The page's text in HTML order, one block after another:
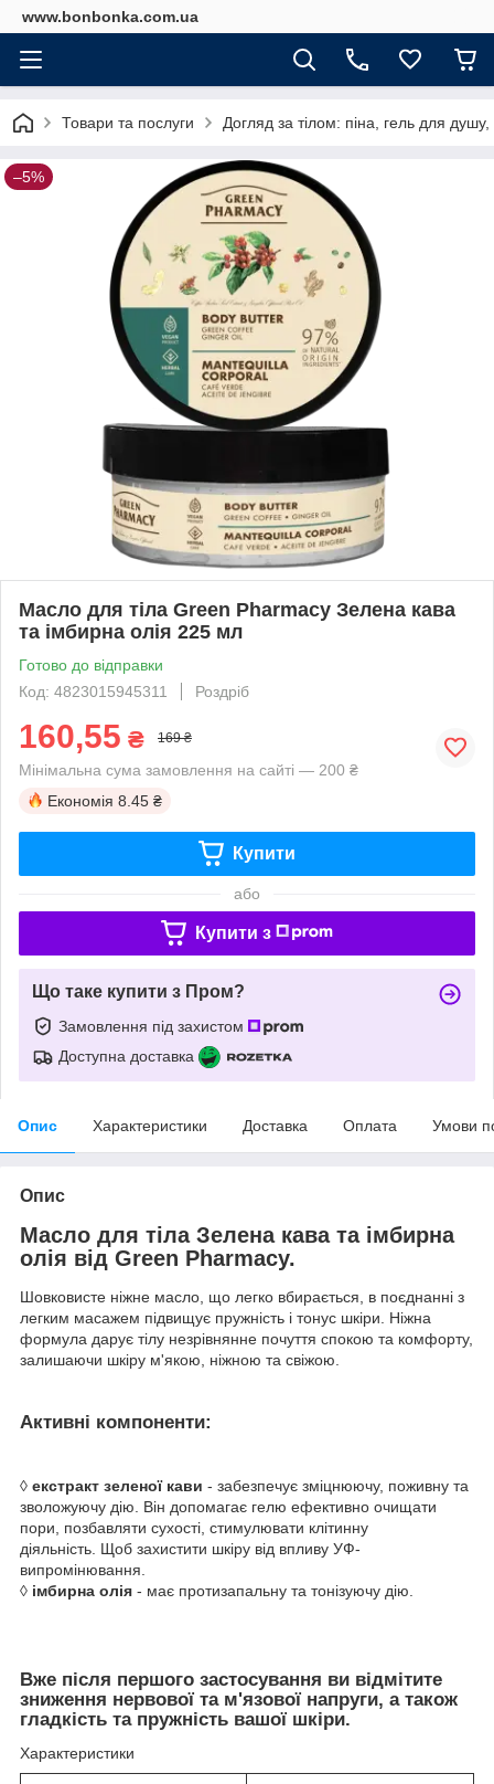
www.bonbonka.com.ua
Товари та послуги Догляд за тілом: піна, гель для
–5%
Масло для тіла Green Pharmacy Зелена кава
та імбирна олія 225 мл
Готово до відправки
Код: 4823015945311
Роздріб
160,55 ₴ 169 ₴
Мінімальна сума замовлення на сайті — 200 ₴
Економія 8.45 ₴
Купити
або
Купити з
Що таке купити з Пром?
Замовлення під захистом
Доступна доставка
Опис Характеристики Доставка Оплата Умови
Опис
Масло для тіла Зелена кава та імбирна
олія від Green Pharmacy.
Шовковисте ніжне масло, що легко вбирається, в поєднанні з
легким масажем підвищує пружність і тонус шкіри. Ніжна
формула дарує тілу незрівнянне почуття спокою та комфорту,
залишаючи шкіру м'якою, ніжною та свіжою.
Активні компоненти:
◊ екстракт зеленої кави - забезпечує зміцнюючу, поживну та
зволожуючу дію. Він допомагає гелю ефективно очищати
пори, позбавляти сухості, стимулювати клітинну
діяльність. Щоб захистити шкіру від впливу УФ-
випромінювання.
◊ імбирна олія - має протизапальну та тонізуючу дію.
Вже після першого застосування ви відмітите
зниження нервової та м'язової напруги, а також
гладкість та пружність вашої шкіри.
Характеристики